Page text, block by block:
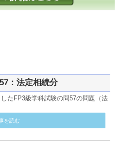
：法定相続分
たFP3級学科試験の問57の問題（法
を読む